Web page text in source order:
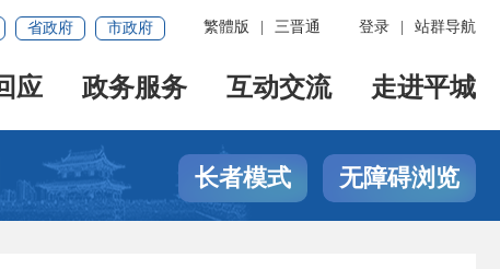
登录 站群导航
繁體版 三晋通
省政府 市政府
应 政务服务 互动交流 走进平城
长者模式 无障碍浏览